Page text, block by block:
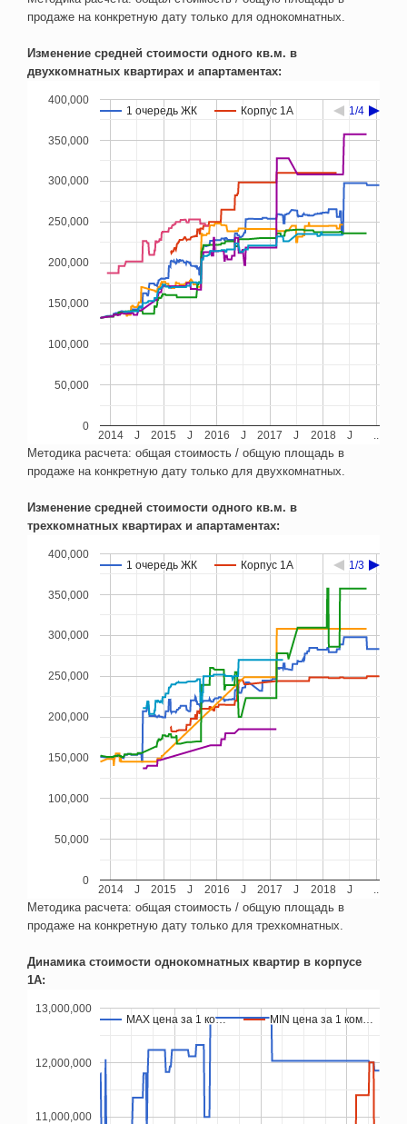
продаже на конкретную дату только для однокомнатных.
Изменение средней стоимости одного кв.м. в
двухкомнатных квартирах и апартаментах:
2014 2015 2016 2017 2018 ..
J J J J J
0
50,000
100,000
150,000
200,000
250,000
300,000
350,000
400,000
1 очередь ЖК
1 очередь ЖК Корпус 1А
Корпус 1А 1/4
1/4
Методика расчета: общая стоимость / общую площадь в
продаже на конкретную дату только для двухкомнатных.
Изменение средней стоимости одного кв.м. в
трехкомнатных квартирах и апартаментах:
2014 2015 2016 2017 2018 ..
J J J J J
0
50,000
100,000
150,000
200,000
250,000
300,000
350,000
400,000
1 очередь ЖК
1 очередь ЖК Корпус 1А
Корпус 1А 1/3
1/3
Методика расчета: общая стоимость / общую площадь в
продаже на конкретную дату только для трехкомнатных.
Динамика стоимости однокомнатных квартир в корпусе
1А:
11,000,000
12,000,000
13,000,000
MAX цена за 1 ко…
MAX цена за 1 ко… MIN цена за 1 ком…
MIN цена за 1 ком…